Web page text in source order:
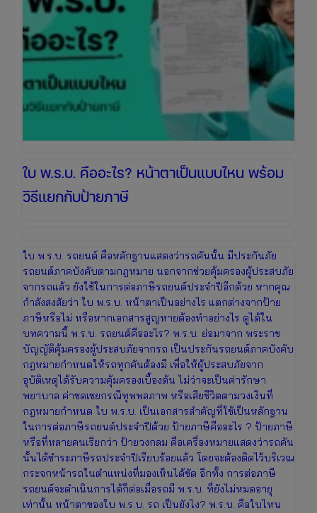
ข้อมูล
เพื่อ
เตรียม
ให้
ใบ พ.ร.บ. คืออะไร? หน้าตาเป็นแบบไหน พร้อม
วิธีแยกกับป้ายภาษี
ใบ พ.ร.บ. รถยนต์ คือหลักฐานแสดงว่ารถคันนั้น มีประกันภัย
รถยนต์ภาคบังคับตามกฎหมาย นอกจากช่วยคุ้มครองผู้ประสบภัย
จากรถแล้ว ยังใช้ในการต่อภาษีรถยนต์ประจำปีอีกด้วย หากคุณ
กำลังสงสัยว่า ใบ พ.ร.บ. หน้าตาเป็นอย่างไร แตกต่างจากป้าย
ภาษีหรือไม่ หรือหากเอกสารสูญหายต้องทำอย่างไร ดูได้ใน
บทความนี้ พ.ร.บ. รถยนต์คืออะไร? พ.ร.บ. ย่อมาจาก พระราช
บัญญัติคุ้มครองผู้ประสบภัยจากรถ เป็นประกันรถยนต์ภาคบังคับ
กฎหมายกำหนดให้รถทุกคันต้องมี เพื่อให้ผู้ประสบภัยจาก
อุบัติเหตุได้รับความคุ้มครองเบื้องต้น ไม่ว่าจะเป็นค่ารักษา
พยาบาล ค่าชดเชยกรณีทุพพลภาพ หรือเสียชีวิตตามวงเงินที่
กฎหมายกำหนด ใบ พ.ร.บ. เป็นเอกสารสำคัญที่ใช้เป็นหลักฐาน
ในการต่อภาษีรถยนต์ประจำปีด้วย ป้ายภาษีคืออะไร ? ป้ายภาษี
หรือที่หลายคนเรียกว่า ป้ายวงกลม คือเครื่องหมายแสดงว่ารถคัน
นั้นได้ชำระภาษีรถประจำปีเรียบร้อยแล้ว โดยจะต้องติดไว้บริเวณ
กระจกหน้ารถในตำแหน่งที่มองเห็นได้ชัด อีกทั้ง การต่อภาษี
รถยนต์จะดำเนินการได้ก็ต่อเมื่อรถมี พ.ร.บ. ที่ยังไม่หมดอายุ
เท่านั้น หน้าตาของใบ พ.ร.บ. รถ เป็นยังไง? พ.ร.บ. คือใบไหน